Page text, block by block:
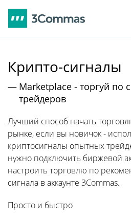
Крипто-сигналы
Marketplace - торгуй по
трейдеров
Лучший способ начать
рынке, если вы новичок -
криптосигналы опытных
нужно подключить биржевой
настроить торговлю по
сигнала в аккаунте 3Commas.
Просто и быстро